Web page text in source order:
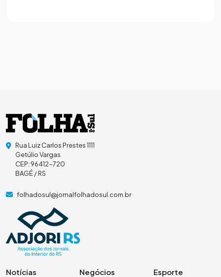
Rua Luiz Carlos Prestes 1111
Getúlio Vargas
CEP: 96412-720
BAGÉ / RS
folhadosul@jornalfolhadosul.com.br
Notícias Negócios Esporte